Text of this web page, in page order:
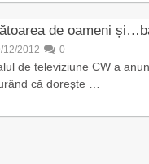
de oameni
12/2012 0
de televiziune CW a
că dorește …